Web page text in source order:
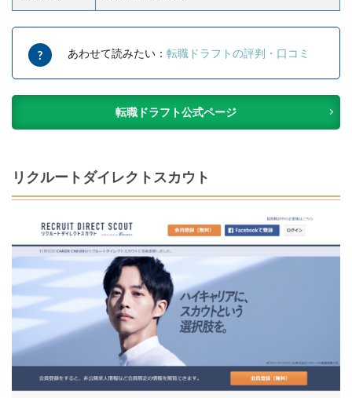
あわせて読みたい： 転職ドラフトの評判・口コミ
転職ドラフト公式ページ
リクルートダイレクトスカウト